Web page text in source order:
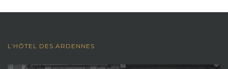
L’HÔTEL DES ARDENNES